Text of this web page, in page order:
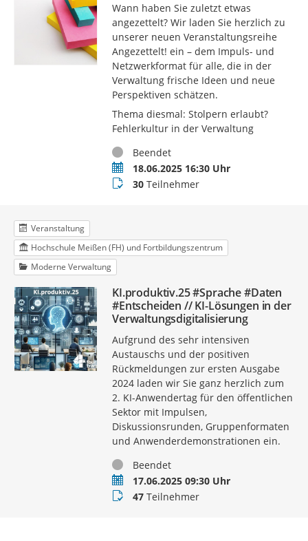
Wann haben Sie zuletzt etwas
angezettelt? Wir laden Sie herzlich zu
unserer neuen Veranstaltungsreihe
Angezettelt! ein – dem Impuls- und
Netzwerkformat für alle, die in der
Verwaltung frische Ideen und neue
Perspektiven schätzen.
Thema diesmal: Stolpern erlaubt?
Fehlerkultur in der Verwaltung
StatusBeendet
Termin18.06.2025 16:30 Uhr
Teilnehmer
30Teilnehmer
Veranstaltung
Hochschule Meißen (FH) und Fortbildungszentrum
Moderne Verwaltung
KI.produktiv.25 #Sprache #Daten
#Entscheiden // KI-Lösungen in der
Verwaltungsdigitalisierung
Aufgrund des sehr intensiven
Austauschs und der positiven
Rückmeldungen zur ersten Ausgabe
2024 laden wir Sie ganz herzlich zum
2. KI-Anwendertag für den öffentlichen
Sektor mit Impulsen,
Diskussionsrunden, Gruppenformaten
und Anwenderdemonstrationen ein.
StatusBeendet
Termin17.06.2025 09:30 Uhr
Teilnehmer
47Teilnehmer